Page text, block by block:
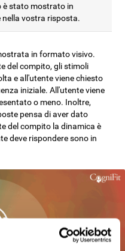
è stato mostrato in
nella vostra risposta.
in formato visivo.
del compito, gli stimoli
e all'utente viene chiesto
iniziale. All'utente viene
o meno. Inoltre,
pensa di aver dato
del compito la dinamica è
deve rispondere sono in